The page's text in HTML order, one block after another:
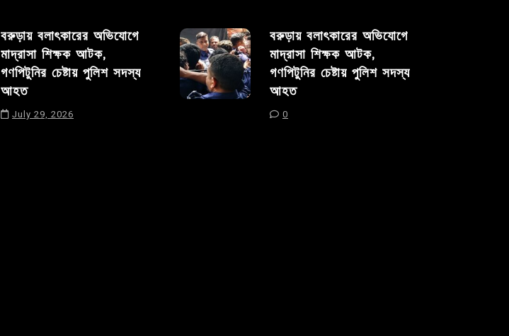
বরুড়ায় বলাৎকারের অভিযোগে
মাদ্রাসা শিক্ষক আটক,
গণপিটুনির চেষ্টায় পুলিশ সদস্য
আহত
July 29, 2026
বরুড়ায় বলাৎকারের অভিযোগে
মাদ্রাসা শিক্ষক আটক,
গণপিটুনির চেষ্টায় পুলিশ সদস্য
আহত
0